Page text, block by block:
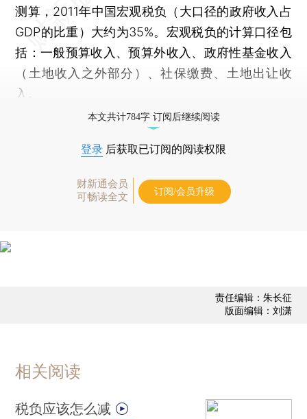
测算，2011年中国宏观税负（大口径的政府收入占
GDP的比重）大约为35%。宏观税负的计算口径包
括：一般预算收入、预算外收入、政府性基金收入
（土地收入之外部分）、社保缴费、土地出让收
入。
本文共计784字 订阅后继续阅读
登录 后获取已订阅的阅读权限
财新通会员
可畅读全文
订阅/会员升级
责任编辑：朱长征
版面编辑：刘潇
相关阅读
税负应该怎么减